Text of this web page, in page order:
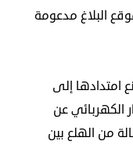
البلاغ مدعومة
امتدادها إلى
الكهربائي عن
من الهلع بين